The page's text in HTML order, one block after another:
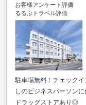
お客様アンケート評価
るるぶトラベル評価
駐車場無料！チェック
しのビジネスパーソン
ドラッグストアあり◎